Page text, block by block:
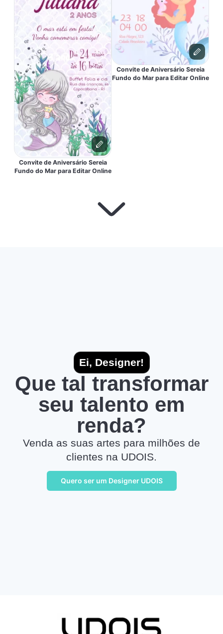
Convite de Aniversário Sereia
Fundo do Mar para Editar Online
Convite de Aniversário Sereia
Fundo do Mar para Editar Online
Ei, Designer!
Que tal transformar
seu talento em
renda?
Venda as suas artes para milhões de
clientes na UDOIS.
Quero ser um Designer UDOIS